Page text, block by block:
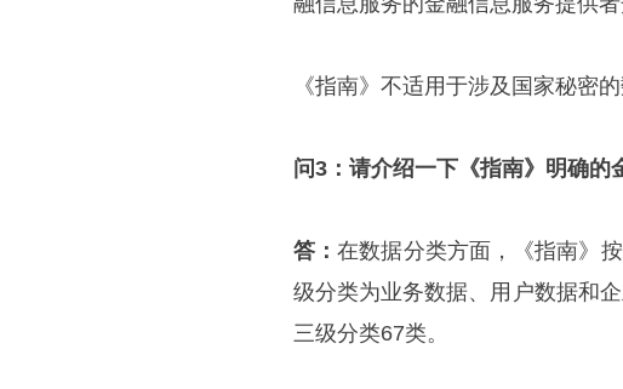
《指南》不适用于涉及国家秘密
问3：请介绍一下《指南》明确的
答：在数据分类方面，《指南》
级分类为业务数据、用户数据和
三级分类67类。